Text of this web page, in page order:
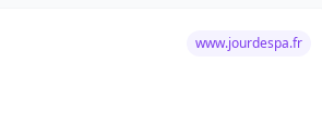
www.jourdespa.fr